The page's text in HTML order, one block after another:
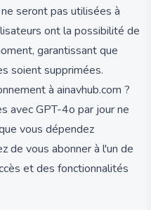
seront pas utilisées à
ont la possibilité de
garantissant que
soient supprimées.
à ainavhub.com ?
avec GPT-4o par jour ne
vous dépendez
de vous abonner à l'un de
et des fonctionnalités